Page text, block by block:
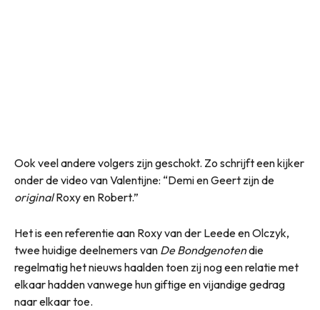
Ook veel andere volgers zijn geschokt. Zo schrijft een kijker
onder de video van Valentijne: “Demi en Geert zijn de
originalRoxy en Robert.”
Het is een referentie aan Roxy van der Leede en Olczyk,
twee huidige deelnemers van De Bondgenotendie
regelmatig het nieuws haalden toen zij nog een relatie met
elkaar hadden vanwege hun giftige en vijandige gedrag
naar elkaar toe.